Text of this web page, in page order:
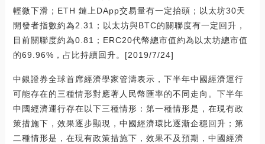
輕微下滑；ETH 鏈上DApp交易量有一定抬頭；以太坊30天
開發者指數約為2.31；以太坊與BTC的關聯度有一定回升，
目前關聯度約為0.81；ERC20代幣總市值約為以太坊總市值
的69.96%，占比持續回升。[2019/7/24]
中銀證券全球首席經濟學家管濤表示，下半年中國經濟運行
可能存在的三種情形對應著人民幣匯率的不同走向。下半年
中國經濟運行存在以下三種情形：第一種情形是，在現有政
策措施下，效果逐步顯現，中國經濟環比逐漸企穩回升；第
二種情形是，在現有政策措施下，效果不及預期，中國經濟